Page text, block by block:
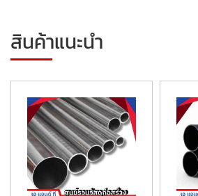
สินค้าแนะนำ